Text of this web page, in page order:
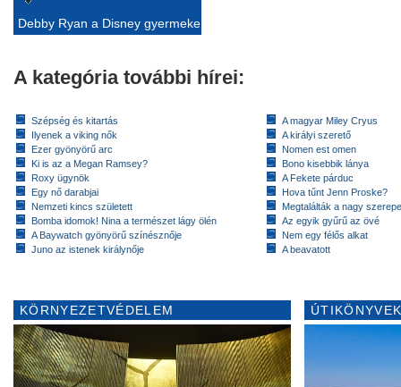
Debby Ryan a Disney gyermeke
A kategória további hírei:
Szépség és kitartás
Ilyenek a viking nők
Ezer gyönyörű arc
Ki is az a Megan Ramsey?
Roxy ügynök
Egy nő darabjai
Nemzeti kincs született
Bomba idomok! Nina a természet lágy ölén
A Baywatch gyönyörű színésznője
Juno az istenek királynője
A magyar Miley Cryus
A királyi szerető
Nomen est omen
Bono kisebbik lánya
A Fekete párduc
Hova tűnt Jenn Proske?
Megtalálták a nagy
Az egyik gyűrű az övé
Nem egy félős alkat
A beavatott
KÖRNYEZETVÉDELEM